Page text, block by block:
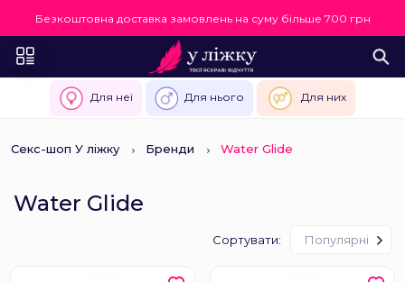
Безкоштовна доставка замовлень на суму більше 700 грн
Для неї Для нього Для них
Секс-шоп У ліжку Бренди Water Glide
Water Glide
Сортувати: Популярні